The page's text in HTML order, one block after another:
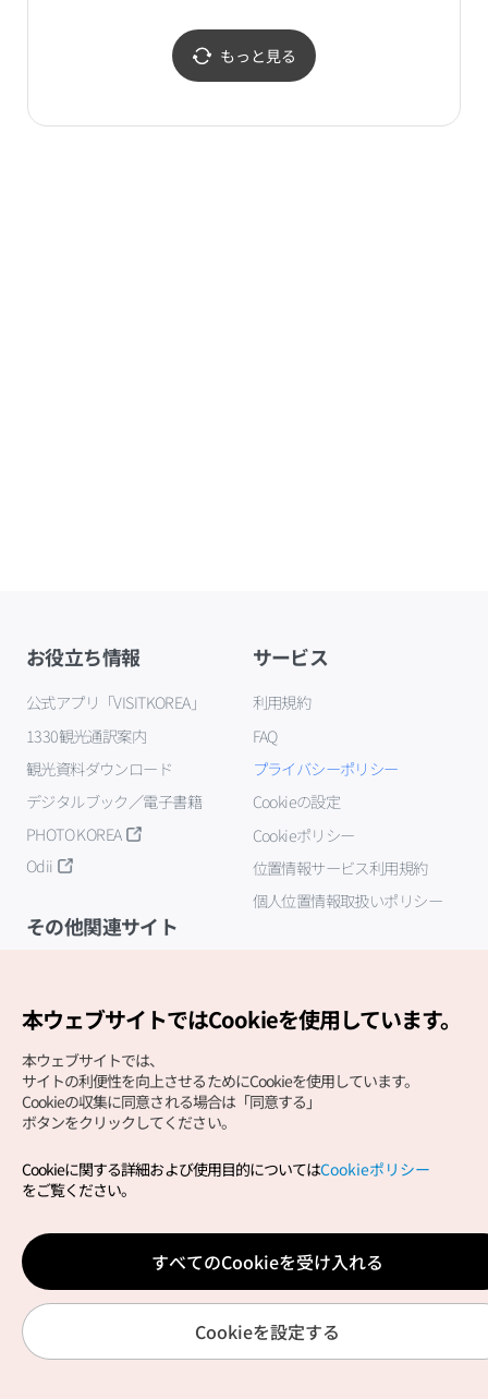
리브영 제주중문점)
점））
もっと見る
お役立ち情報
公式アプリ「VISITKOREA」
1330観光通訳案内
観光資料ダウンロード
デジタルブック／電子書籍
PHOTO KOREA
Odii
サービス
利用規約
FAQ
プライバシーポリシー
Cookieの設定
Cookieポリシー
位置情報サービス利用規約
個人位置情報取扱いポリシー
その他関連サイト
Copyright (c) Korea Tourism Organization All Rights
サイトエラー報告公式メール
japanese@knto.or.kr
本ウェブサイトではCookieを使用しています。
本ウェブサイトでは、
サイトの利便性を向上させるためにCookieを使用しています。
Cookieの収集に同意される場合は「同意する」
ボタンをクリックしてください。
Cookieに関する詳細および使用目的についてはCookieポリシー
をご覧ください。
すべてのCookieを受け入れる
Cookieを設定する